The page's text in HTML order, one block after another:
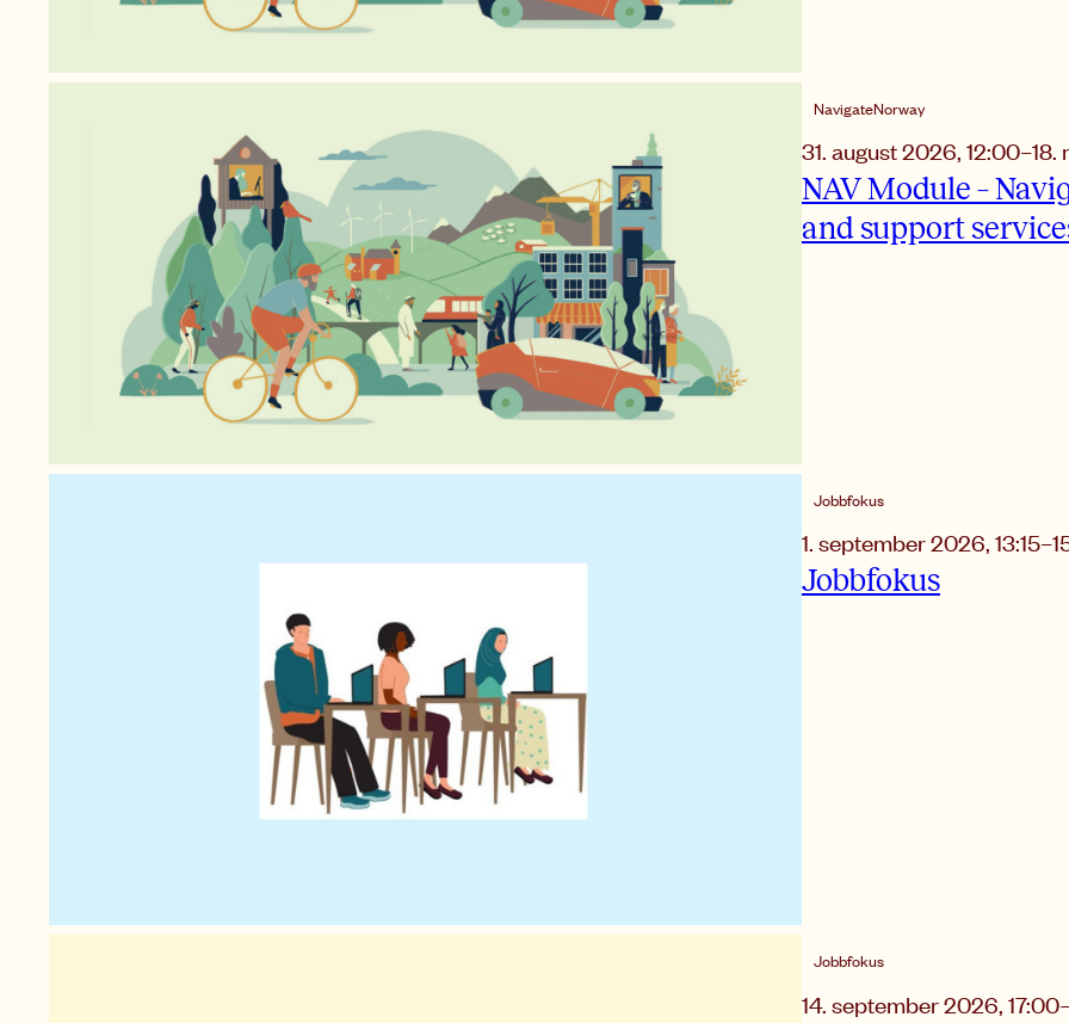
NavigateNorway
31. august 2026,12:00–18.
NAV Module –
and support
Jobbfokus
1. september 2026,13:15–
Jobbfokus
Jobbfokus
14. september 2026,17:00